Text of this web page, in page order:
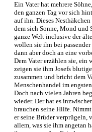
Ein Vater hat mehrere
den ganzen Tag vor sich
auf ihn. Dieses
dem sich Sonne, Mond und
ganze Welt inclusive der
wollen sie ihn bei
dann aber doch an eine
Dem Vater erzählen sie, ein
zeigen sie ihm Josefs
zusammen und bricht dem
Menschenhandel im
Doch nach vielen Jahren
wieder. Der hat es
brauchen seine Hilfe.
er seine Brüder verprügeln,
allem, was sie ihm angetan